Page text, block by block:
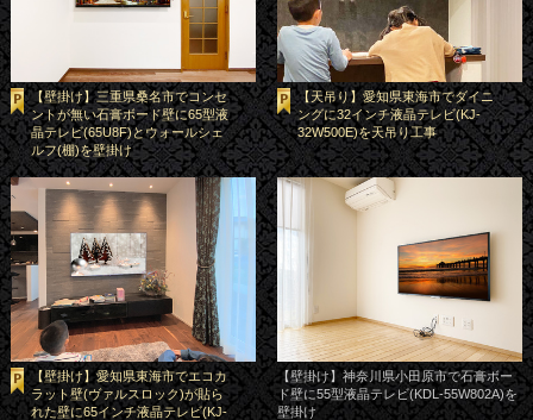
【壁掛け】三重県桑名市でコンセ
ントが無い石膏ボード壁に65型液
晶テレビ(65U8F)とウォールシェ
ルフ(棚)を壁掛け
【天吊り】愛知県東海市でダイニ
ングに32インチ液晶テレビ(KJ-
32W500E)を天吊り工事
【壁掛け】愛知県東海市でエコカ
ラット壁(ヴァルスロック)が貼ら
れた壁に65インチ液晶テレビ(KJ-
【壁掛け】神奈川県小田原市で石膏ボー
ド壁に55型液晶テレビ(KDL-55W802A)を
壁掛け